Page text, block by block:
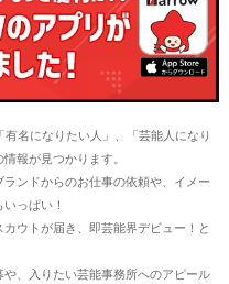
名になりたい人」、「芸能人になり
報が見つかります。
ンドからのお仕事の依頼や、イメー
っぱい！
ウトが届き、即芸能界デビュー！と
、入りたい芸能事務所へのアピール